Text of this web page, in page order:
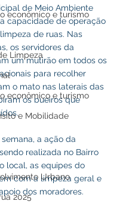
econômico e turismo
Limpeza
econômico e turismo
e Mobilidade
Urbano
2025
de Meio Ambiente
capacidade de operação
de ruas. Nas
os servidores da
um mutirão em todos os
para recolher
o mato nas laterais das
os bueiros que
realizada no Bairro
local, as equipes do
com a limpeza geral e
dos moradores.